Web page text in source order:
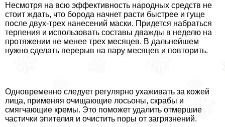
Несмотря на всю эффективность народных средств не
стоит ждать, что борода начнет расти быстрее и гуще
после двух-трех нанесений маски. Придется набраться
терпения и использовать составы дважды в неделю на
протяжении не менее трех месяцев. В дальнейшем
нужно сделать перерыв на пару месяцев и повторить.
Одновременно следует регулярно ухаживать за кожей
лица, применяя очищающие лосьоны, скpaбы и
смягчающие кремы. Это поможет удалить отмершие
частички эпителия и очистить поры от загрязнений.